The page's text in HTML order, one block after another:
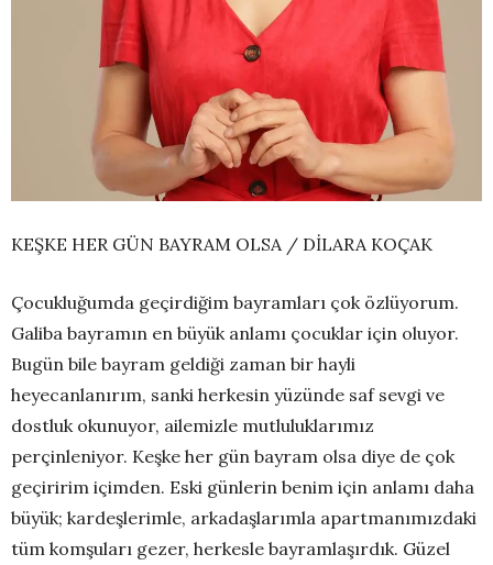
KEŞKE HER GÜN BAYRAM OLSA / DİLARA KOÇAK
Çocukluğumda geçirdiğim bayramları çok özlüyorum.
Galiba bayramın en büyük anlamı çocuklar için oluyor.
Bugün bile bayram geldiği zaman bir hayli
heyecanlanırım, sanki herkesin yüzünde saf sevgi ve
dostluk okunuyor, ailemizle mutluluklarımız
perçinleniyor. Keşke her gün bayram olsa diye de çok
geçiririm içimden. Eski günlerin benim için anlamı daha
büyük; kardeşlerimle, arkadaşlarımla apartmanımızdaki
tüm komşuları gezer, herkesle bayramlaşırdık. Güzel